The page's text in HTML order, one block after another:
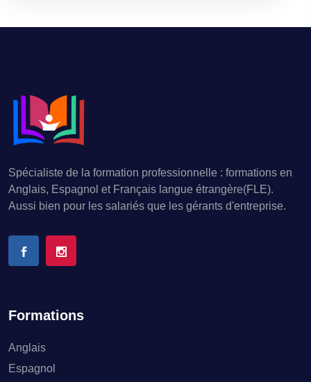
Spécialiste de la formation professionnelle : formations en
Anglais, Espagnol et Français langue étrangère(FLE).
Aussi bien pour les salariés que les gérants d'entreprise.
Formations
Anglais
Espagnol